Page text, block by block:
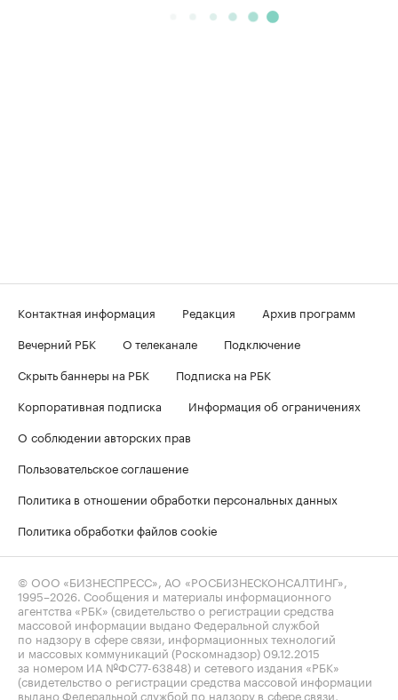
Контактная информация Редакция
Архив программ
Вечерний РБК
О телеканале
Подключение
Скрыть баннеры на РБК
Подписка на РБК
Корпоративная подписка
Информация об ограничениях
О соблюдении авторских прав
Пользовательское соглашение
Политика в отношении обработки персональных данных
Политика обработки файлов cookie
© ООО «БИЗНЕСПРЕСС», АО «РОСБИЗНЕСКОНСАЛТИНГ»,
1995–2026 . Сообщения и материалы информационного
агентства «РБК» (свидетельство о регистрации средства
массовой информации выдано Федеральной службой
по надзору в сфере связи, информационных технологий
и массовых коммуникаций (Роскомнадзор) 09.12.2015
за номером ИА №ФС77-63848) и сетевого издания «РБК»
(свидетельство о регистрации средства массовой информации
выдано Федеральной службой по надзору в сфере связи,